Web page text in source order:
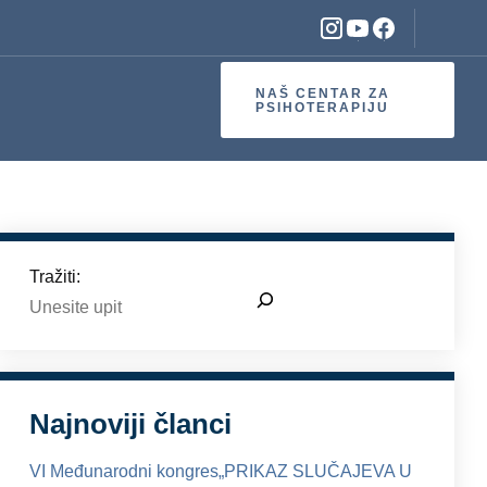
NAŠ CENTAR ZA
PSIHOTERAPIJU
Tražiti:
Najnoviji članci
VI Međunarodni kongres„PRIKAZ SLUČAJEVA U